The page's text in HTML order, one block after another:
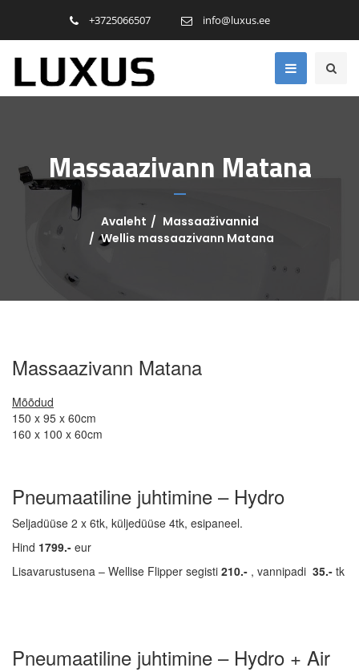
+3725066507 info@luxus.ee
Massaazivann Matana
Avaleht
Massaaživannid
Wellis massaazivann Matana
Massaazivann Matana
Mõõdud
150 x 95 x 60cm
160 x 100 x 60cm
Pneumaatiline juhtimine – Hydro
Seljadüüse 2 x 6tk, küljedüüse 4tk, esipaneel.
Hind 1799.- eur
Lisavarustusena – Wellise Flipper segisti 210.- , vannipadi 35.- tk
Pneumaatiline juhtimine – Hydro + Air